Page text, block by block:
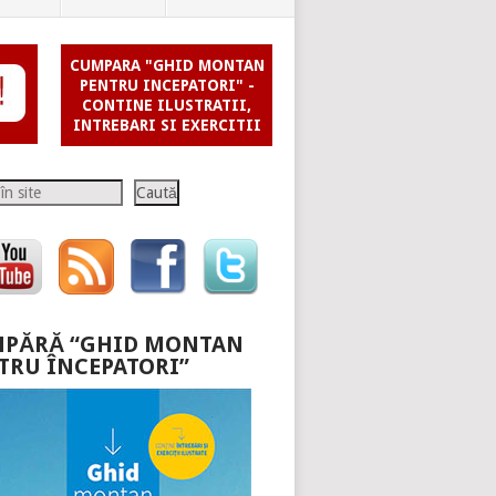
CUMPARA "GHID MONTAN
PENTRU INCEPATORI" -
CONTINE ILUSTRATII,
INTREBARI SI EXERCITII
Caută
“GHID MONTAN
ÎNCEPATORI”